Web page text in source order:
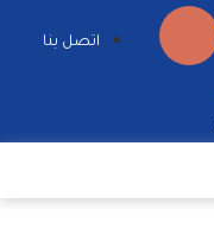
اتصل بنا